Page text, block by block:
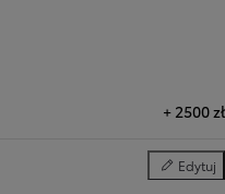
+ 2500 zł
Edytuj
Koła